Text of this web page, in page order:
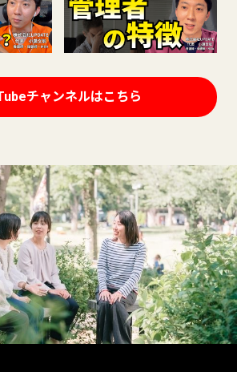
チャンネルはこちら